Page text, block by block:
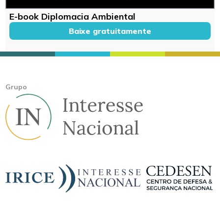
E-book Diplomacia Ambiental
Baixe gratuitamente
Grupo